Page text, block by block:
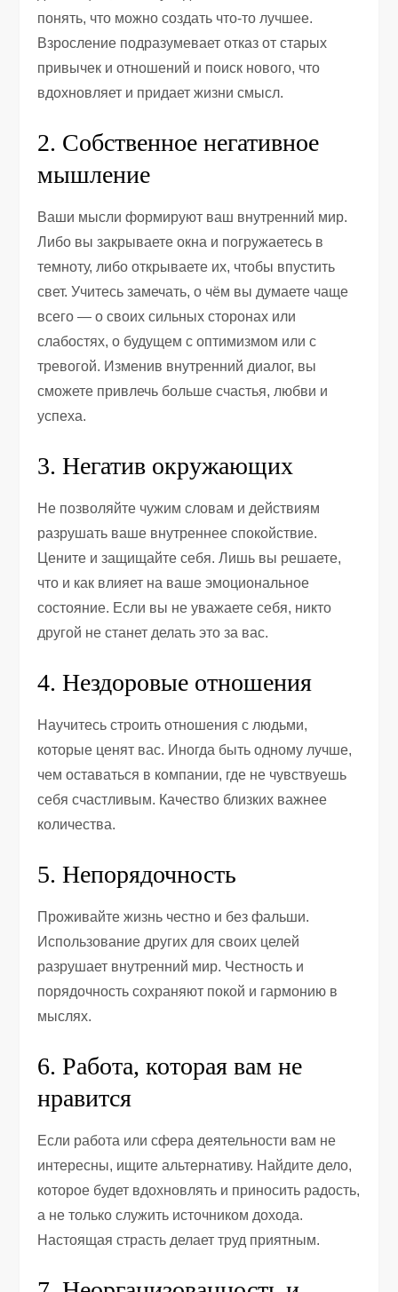
понять, что можно создать что-то лучшее.
Взросление подразумевает отказ от старых
привычек и отношений и поиск нового, что
вдохновляет и придает жизни смысл.
2. Собственное негативное
мышление
Ваши мысли формируют ваш внутренний мир.
Либо вы закрываете окна и погружаетесь в
темноту, либо открываете их, чтобы впустить
свет. Учитесь замечать, о чём вы думаете чаще
всего — о своих сильных сторонах или
слабостях, о будущем с оптимизмом или с
тревогой. Изменив внутренний диалог, вы
сможете привлечь больше счастья, любви и
успеха.
3. Негатив окружающих
Не позволяйте чужим словам и действиям
разрушать ваше внутреннее спокойствие.
Цените и защищайте себя. Лишь вы решаете,
что и как влияет на ваше эмоциональное
состояние. Если вы не уважаете себя, никто
другой не станет делать это за вас.
4. Нездоровые отношения
Научитесь строить отношения с людьми,
которые ценят вас. Иногда быть одному лучше,
чем оставаться в компании, где не чувствуешь
себя счастливым. Качество близких важнее
количества.
5. Непорядочность
Проживайте жизнь честно и без фальши.
Использование других для своих целей
разрушает внутренний мир. Честность и
порядочность сохраняют покой и гармонию в
мыслях.
6. Работа, которая вам не
нравится
Если работа или сфера деятельности вам не
интересны, ищите альтернативу. Найдите дело,
которое будет вдохновлять и приносить радость,
а не только служить источником дохода.
Настоящая страсть делает труд приятным.